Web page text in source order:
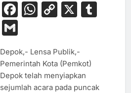
Facebook
WhatsApp
Copy
X
Gmail
Depok,- Lensa Publik,-
Pemerintah Kota (Pemkot)
Depok telah menyiapkan
sejumlah acara pada puncak